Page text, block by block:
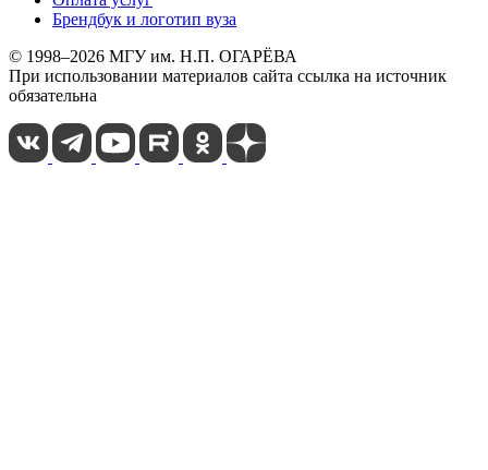
Брендбук и логотип вуза
© 1998–2026 МГУ им. Н.П. ОГАРЁВА
При использовании материалов сайта ссылка на источник
обязательна